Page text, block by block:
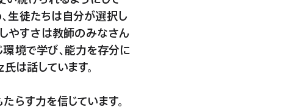
生徒たちは自分が選択し
やすさは教師のみなさん
環境で学び、能力を存分に
は話しています。
らす力を信じています。